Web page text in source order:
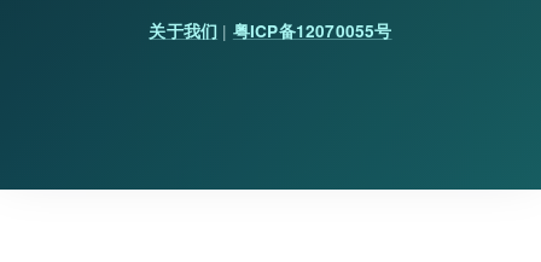
关于我们 | 粤ICP备12070055号